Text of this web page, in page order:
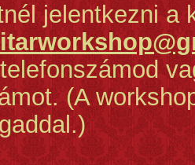
jelentkezni a
(A